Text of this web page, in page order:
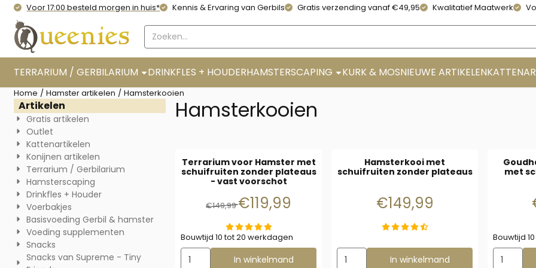
Cookievoorkeuren zijn momenteel gesloten.
Voor 17:00 besteld morgen in huis* Kennis & Ervaring van Gerbils Gratis verzending vanaf €49,95 Kwalitatief Maatwerk
Zoeken
TERRARIUM / GERBILARIUM DRINKFLES + HOUDERHAMSTERSCAPING KURK & MOSNIEUWE ARTIKELEN
Home / Hamster artikelen / Hamsterkooien
Artikelen
Gratis artikelen
Outlet
Kattenartikelen
Konijnen artikelen
Terrarium / Gerbilarium
Hamsterscaping
Drinkfles + Houder
Voerbakjes
Basisvoeding Gerbil & hamster
Voeding supplementen
Snacks
Snacks van Supreme - Tiny
Hamsterkooien
Terrarium voor Hamster met
schuifruiten zonder plateaus
- vast voorschot
Van 149,99 voor 119,99
€149,99€119,99
Bouwtijd 10 tot 20 werkdagen
Aantal kiezen voor Terrarium voor Hamster met schuifruiten zonder plateaus - vast
In winkelmand
Hamsterkooi met
schuifruiten zonder plateaus
Prijs: 149,99
€149,99
Aantal kiezen voor Hamsterkooi met
In winkelmand
met
Bouwtijd
Aantal